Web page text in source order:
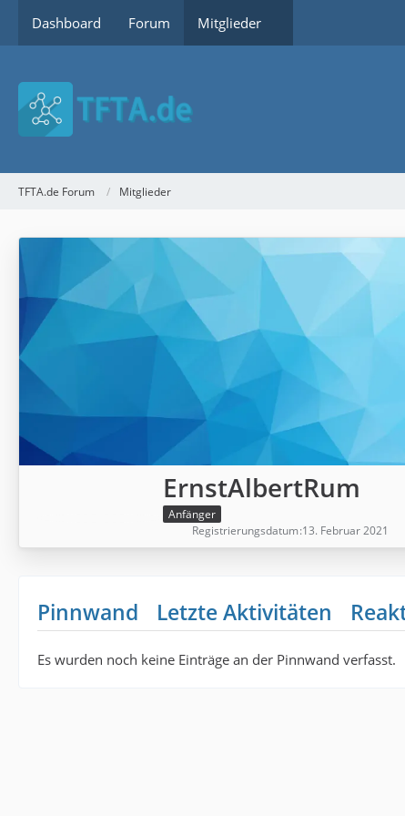
Dashboard Forum Mitglieder
TFTA.de Forum Mitglieder
ErnstAlbertRum
Anfänger
Registrierungsdatum 13. Februar 2021
Pinnwand Letzte Aktivitäten
Es wurden noch keine Einträge an der Pinnwand verfasst.